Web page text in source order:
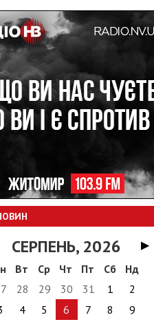
СЕРПЕНЬ, 2026
▶
Вт Ср Чт Пт Сб
Нд
28 29 30 31 1
2
4 5 6 7 8
9